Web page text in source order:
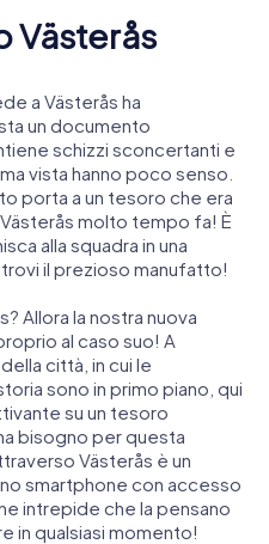
Västerås
a Västerås ha
un documento
schizzi sconcertanti e
vista hanno poco senso.
porta a un tesoro che era
molto tempo fa! È
alla squadra in una
il prezioso manufatto!
Allora la nostra nuova
al caso suo! A
città, in cui le
sono in primo piano, qui
su un tesoro
bisogno per questa
Västerås è un
smartphone con accesso
intrepide che la pensano
in qualsiasi momento!